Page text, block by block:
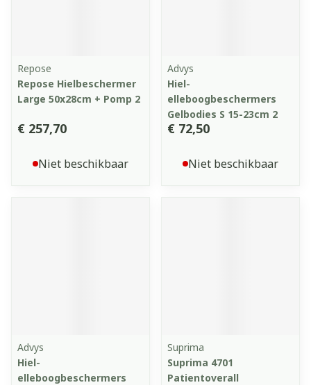
Repose
Repose Hielbeschermer
Large 50x28cm + Pomp 2
€ 257,70
Niet beschikbaar
Advys
Hiel-
elleboogbeschermers
Gelbodies S 15-23cm 2
€ 72,50
Niet beschikbaar
Advys
Hiel-
elleboogbeschermers
Suprima
Suprima 4701
Patientoverall